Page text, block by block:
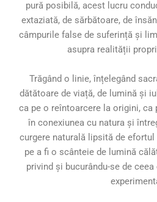
pură posibilă, acest lucru
extaziată, de sărbătoare, de
câmpurile false de suferință și
asupra realității
Trăgând o linie, înțelegând
dătătoare de viață, de lumină și
ca pe o reîntoarcere la origini, ca
în conexiunea cu natura și
curgere naturală lipsită de
pe a fi o scânteie de lumină
privind și bucurându-se de